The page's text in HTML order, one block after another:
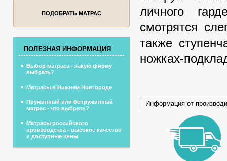
личного
смотрятся
также
ножках-
Информация от
ПОДОБРАТЬ МАТРАС
ПОЛЕЗНАЯ ИНФОРМАЦИЯ
Выбор матраса - какую фирму
выбрать?
Матрасы в Нижнем Новгороде
Пружинный или бепружинный
матрас - что выбрать?
Матрасы российского
производства - высокое качество
и доступные цены